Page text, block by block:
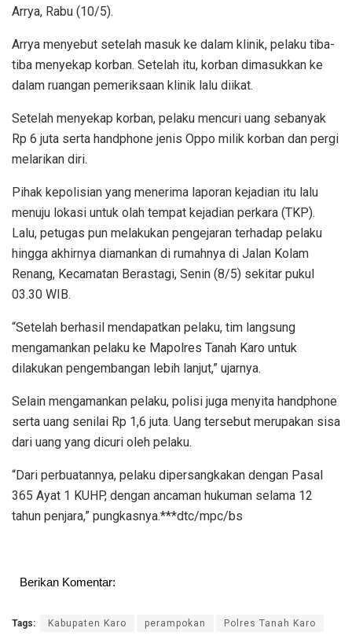
Arrya, Rabu (10/5).
Arrya menyebut setelah masuk ke dalam klinik, pelaku tiba-
tiba menyekap korban. Setelah itu, korban dimasukkan ke
dalam ruangan pemeriksaan klinik lalu diikat.
Setelah menyekap korban, pelaku mencuri uang sebanyak
Rp 6 juta serta handphone jenis Oppo milik korban dan pergi
melarikan diri.
Pihak kepolisian yang menerima laporan kejadian itu lalu
menuju lokasi untuk olah tempat kejadian perkara (TKP).
Lalu, petugas pun melakukan pengejaran terhadap pelaku
hingga akhirnya diamankan di rumahnya di Jalan Kolam
Renang, Kecamatan Berastagi, Senin (8/5) sekitar pukul
03.30 WIB.
“Setelah berhasil mendapatkan pelaku, tim langsung
mengamankan pelaku ke Mapolres Tanah Karo untuk
dilakukan pengembangan lebih lanjut,” ujarnya.
Selain mengamankan pelaku, polisi juga menyita handphone
serta uang senilai Rp 1,6 juta. Uang tersebut merupakan sisa
dari uang yang dicuri oleh pelaku.
“Dari perbuatannya, pelaku dipersangkakan dengan Pasal
365 Ayat 1 KUHP, dengan ancaman hukuman selama 12
tahun penjara,” pungkasnya.***dtc/mpc/bs
Berikan Komentar:
Tags: Kabupaten Karo perampokan Polres Tanah Karo